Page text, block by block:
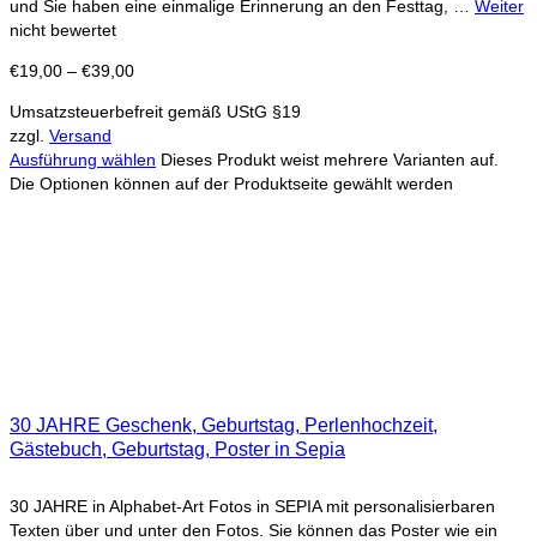
und Sie haben eine einmalige Erinnerung an den Festtag, … Weiter
nicht bewertet
€19,00 – €39,00
Umsatzsteuerbefreit gemäß UStG §19
zzgl. Versand
Ausführung wählen Dieses Produkt weist mehrere Varianten auf.
Die Optionen können auf der Produktseite gewählt werden
30 JAHRE Geschenk, Geburtstag, Perlenhochzeit,
Gästebuch, Geburtstag, Poster in Sepia
30 JAHRE in Alphabet-Art Fotos in SEPIA mit personalisierbaren
Texten über und unter den Fotos. Sie können das Poster wie ein